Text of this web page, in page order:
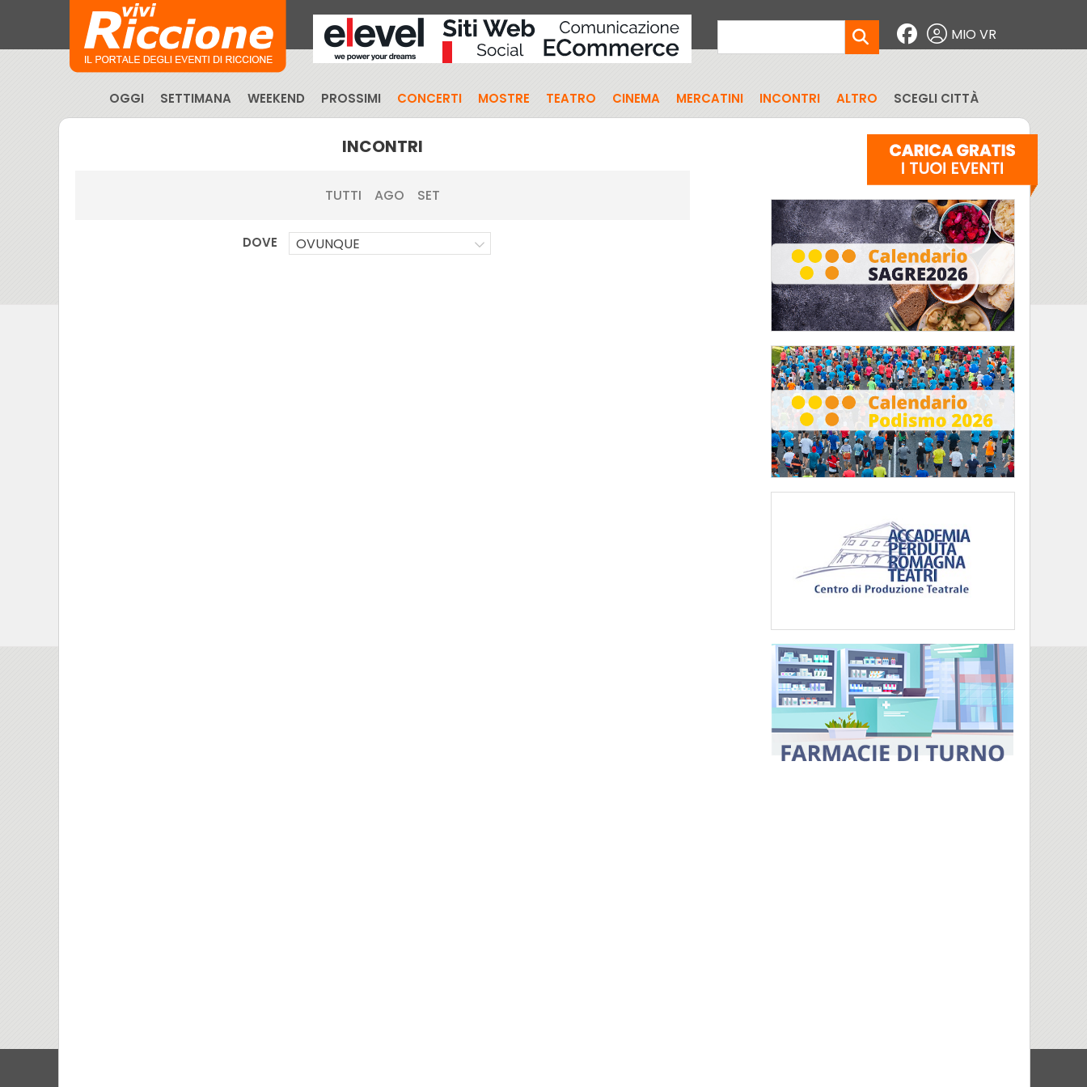
MIO VR
OGGI SETTIMANA WEEKEND PROSSIMI CONCERTI MOSTRE TEATRO CINEMA MERCATINI INCONTRI ALTRO SCEGLI CITTÀ
INCONTRI
TUTTI AGO SET
DOVE OVUNQUE